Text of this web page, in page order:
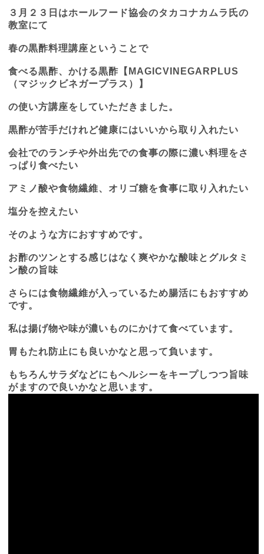
３月２３日はホールフード協会のタカコナカムラ氏の
教室にて
春の黒酢料理講座ということで
食べる黒酢、かける黒酢【 MAGICVINEGARPLUS
（マジックビネガープラス）】
の使い方講座をしていただきました。
黒酢が苦手だけれど健康にはいいから取り入れたい
会社でのランチや外出先での食事の際に濃い料理をさ
っぱり食べたい
アミノ酸や食物繊維、オリゴ糖を食事に取り入れたい
塩分を控えたい
そのような方におすすめです。
お酢のツンとする感じはなく爽やかな酸味とグルタミ
ン酸の旨味
さらには食物繊維が入っているため腸活にもおすすめ
です。
私は揚げ物や味が濃いものにかけて食べています。
胃もたれ防止にも良いかなと思って負います。
もちろんサラダなどにもヘルシーをキープしつつ旨味
がますので良いかなと思います。